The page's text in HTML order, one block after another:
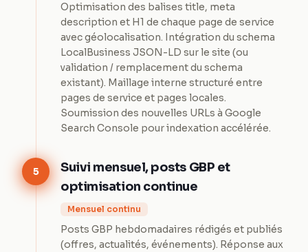
Optimisation des balises title, meta
description et H1 de chaque page de service
avec géolocalisation. Intégration du schema
LocalBusiness JSON-LD sur le site (ou
validation / remplacement du schema
existant). Maillage interne structuré entre
pages de service et pages locales.
Soumission des nouvelles URLs à Google
Search Console pour indexation accélérée.
5
Suivi mensuel, posts GBP et
optimisation continue
Mensuel continu
Posts GBP hebdomadaires rédigés et publiés
(offres, actualités, événements). Réponse aux